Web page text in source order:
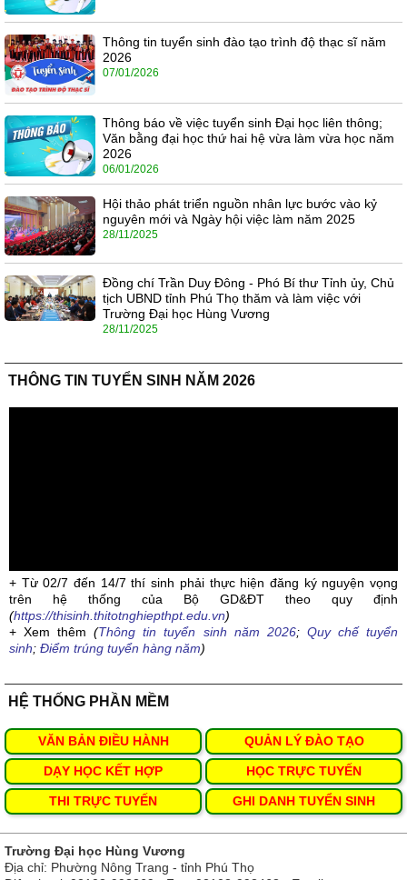
Thông tin tuyển sinh đào tạo trình độ thạc sĩ năm
2026
07/01/2026
Thông báo về việc tuyển sinh Đại học liên thông;
Văn bằng đại học thứ hai hệ vừa làm vừa học năm
2026
06/01/2026
Hội thảo phát triển nguồn nhân lực bước vào kỷ
nguyên mới và Ngày hội việc làm năm 2025
28/11/2025
Đồng chí Trần Duy Đông - Phó Bí thư Tỉnh ủy, Chủ
tịch UBND tỉnh Phú Thọ thăm và làm việc với
Trường Đại học Hùng Vương
28/11/2025
THÔNG TIN TUYỂN SINH NĂM 2026
+ Từ 02/7 đến 14/7 thí sinh phải thực hiện đăng ký nguyện vọng
trên hệ thống của Bộ GD&ĐT theo quy định
(https://thisinh.thitotnghiepthpt.edu.vn)
+ Xem thêm(Thông tin tuyển sinh năm 2026; Quy chế tuyển
sinh; Điểm trúng tuyển hàng năm)
HỆ THỐNG PHẦN MỀM
VĂN BẢN ĐIỀU HÀNH QUẢN LÝ ĐÀO TẠO
DẠY HỌC KẾT HỢP HỌC TRỰC TUYẾN
THI TRỰC TUYẾN GHI DANH TUYỂN SINH
Trường Đại học Hùng Vương
Địa chỉ: Phường Nông Trang - tỉnh Phú Thọ